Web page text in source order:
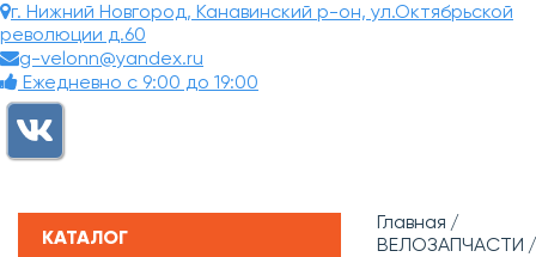
г. Нижний Новгород, Канавинский р-он, ул.Октябрьской
революции д.60
g-velonn@yandex.ru
Ежедневно с 9:00 до 19:00
КАТАЛОГ
Главная
ВЕЛОЗАПЧАСТИ